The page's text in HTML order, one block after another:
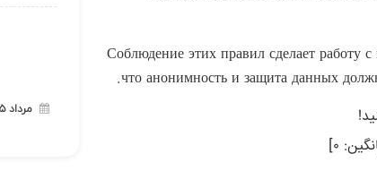
Соблюдение этих правил сделает работу
что анонимность и защита данных
۰]
مرداد ۱۵, ۱۴۰۵